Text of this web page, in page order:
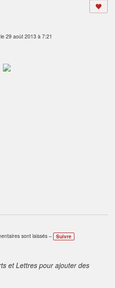
le 29 août 2013 à 7:21
sont laissés –
Suivre
et Lettres pour ajouter des